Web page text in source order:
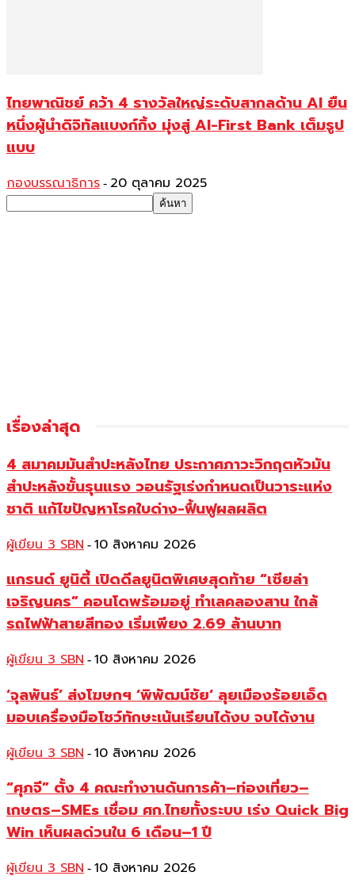
ไทยพาณิชย์ คว้า 4 รางวัลใหญ่ระดับสากลด้าน AI ยืน
หนึ่งผู้นำดิจิทัลแบงก์กิ้ง มุ่งสู่ AI-First Bank เต็มรูป
แบบ
กองบรรณาธิการ - 20 ตุลาคม 2025
เรื่องล่าสุด
4 สมาคมมันสำปะหลังไทย ประกาศภาวะวิกฤตหัวมัน
สำปะหลังขั้นรุนแรง วอนรัฐเร่งกำหนดเป็นวาระแห่ง
ชาติ แก้ไขปัญหาโรคใบด่าง-ฟื้นฟูผลผลิต
ผู้เขียน 3 SBN - 10 สิงหาคม 2026
แกรนด์ ยูนิตี้ เปิดดีลยูนิตพิเศษสุดท้าย “เซียล่า
เจริญนคร” คอนโดพร้อมอยู่ ทำเลคลองสาน ใกล้
รถไฟฟ้าสายสีทอง เริ่มเพียง 2.69 ล้านบาท
ผู้เขียน 3 SBN - 10 สิงหาคม 2026
‘จุลพันธ์’ ส่งโฆษกฯ ‘พิพัฒน์ชัย‘ ลุยเมืองร้อยเอ็ด
มอบเครื่องมือโชว์ทักษะเน้นเรียนได้งบ จบได้งาน
ผู้เขียน 3 SBN - 10 สิงหาคม 2026
“ศุภจี” ตั้ง 4 คณะทำงานดันการค้า–ท่องเที่ยว–
เกษตร–SMEs เชื่อม ศก.ไทยทั้งระบบ เร่ง Quick Big
Win เห็นผลด่วนใน 6 เดือน–1 ปี
ผู้เขียน 3 SBN - 10 สิงหาคม 2026